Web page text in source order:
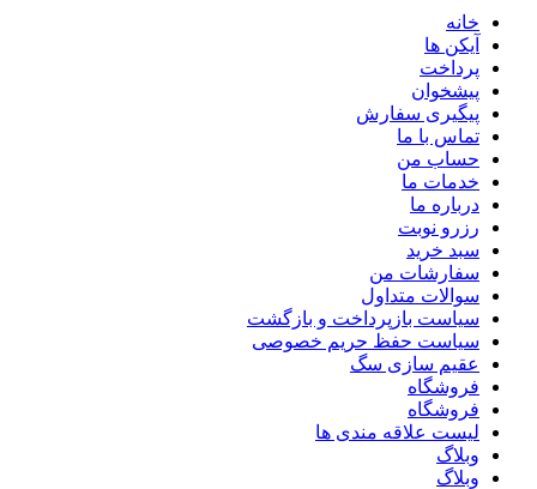
خانه
آیکن ها
پرداخت
پیشخوان
پیگیری سفارش
تماس با ما
حساب من
خدمات ما
درباره ما
رزرو نوبت
سبد خرید
سفارشات من
سوالات متداول
سیاست بازپرداخت و بازگشت
سیاست حفظ حریم خصوصی
عقیم سازی سگ
فروشگاه
فروشگاه
لیست علاقه مندی ها
وبلاگ
وبلاگ